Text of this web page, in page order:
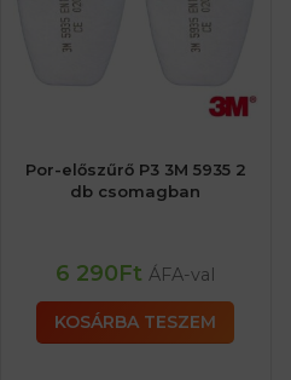
Por-előszűrő P3 3M 5935 2
db csomagban
6 290Ft ÁFA-val
KOSÁRBA TESZEM